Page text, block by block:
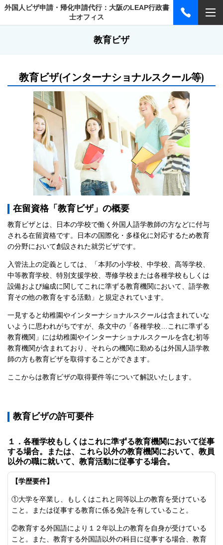
外国人ビザ申請・帰化申請代行：大阪のLEAP行政書
士オフィス
教育ビザ
教育ビザ(インターナショナルスクール等)
在留資格「教育ビザ」の概要
教育ビザとは、日本の学校で働く外国人語学教師の方などに付与
される在留資格です。日本の国際化・多様化に対応するため教育
の分野において創設された就労ビザです。
入管法上の定義としては、「本邦の小学校、中学校、高等学校、
中等教育学校、特別支援学校、専修学校または各種学校もしくは
設備および編成に関してこれに準ずる教育機関において、語学教
育その他の教育をする活動」と規定されています。
一見すると幼稚園やインターナショナルスクールは含まれていな
いように思われがちですが、条文中の「各種学校…これに準ずる
教育機関」には幼稚園やインターナショナルスクールを含む初等
教育機関が含まれており、それらの機関に勤めるは外国人語学教
師の方も教育ビザを取得することができます。
ここからは教育ビザの取得要件等について解説いたします。
教育ビザの許可要件
１．各種学校もしくはこれに準ずる教育機関において従事
する場合。または、これら以外の教育機関において、教員
以外の職に就いて、教育活動に従事する場合。
【学歴要件】
①大学を卒業し、もしくはこれと同等以上の教育を受けている
こと。または従事する教育に係る免許を有していること。
②教育する外国語により１２年以上の教育を自身が受けている
こと。また、教育する外国語以外の科目に従事する場合、教育